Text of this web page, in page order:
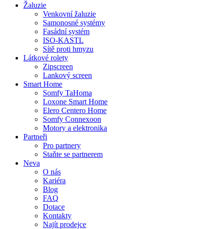
Žaluzie
Venkovní žaluzie
Samonosné systémy
Fasádní systém
ISO-KASTL
Sítě proti hmyzu
Látkové rolety
Zipscreen
Lankový screen
Smart Home
Somfy TaHoma
Loxone Smart Home
Elero Centero Home
Somfy Connexoon
Motory a elektronika
Partneři
Pro partnery
Staňte se partnerem
Neva
O nás
Kariéra
Blog
FAQ
Dotace
Kontakty
Najít prodejce